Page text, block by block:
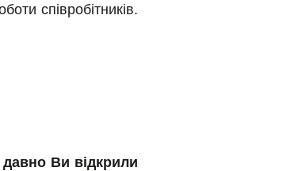
співробітників.
Ви відкрили